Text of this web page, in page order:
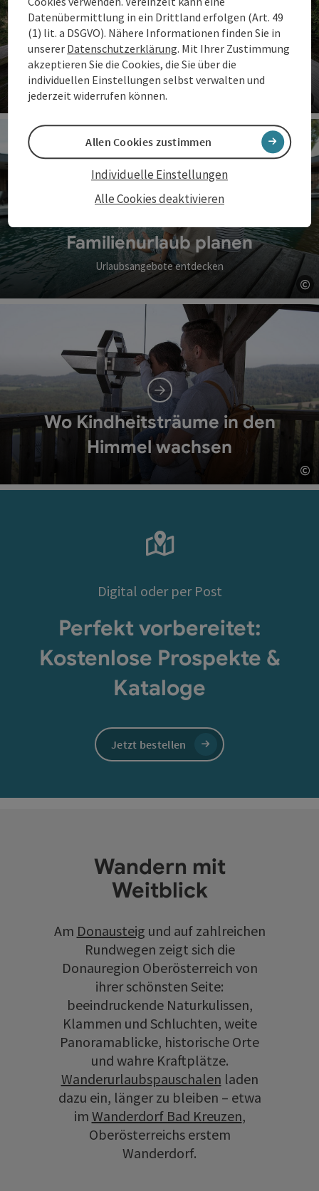
Familienzeit erleben
Erlebnisse für Groß & Klein
Familienurlaub planen
Urlaubsangebote entdecken
©
Wo Kindheitsträume in den
Himmel wachsen
©
Digital oder per Post
Perfekt vorbereitet:
Kostenlose Prospekte &
Kataloge
Jetzt bestellen
Wandern mit
Weitblick
Am Donausteig und auf zahlreichen
Rundwegen zeigt sich die
Donauregion Oberösterreich von
ihrer schönsten Seite:
beeindruckende Naturkulissen,
Klammen und Schluchten, weite
Panoramablicke, historische Orte
und wahre Kraftplätze.
Wanderurlaubspauschalen laden
dazu ein, länger zu bleiben – etwa
im Wanderdorf Bad Kreuzen,
Oberösterreichs erstem
Wanderdorf.
Datenübermittlung in ein Drittland erfolgen (Art. 49
(1) lit. a DSGVO). Nähere Informationen finden Sie in
unserer Datenschutzerklärung. Mit Ihrer Zustimmung
akzeptieren Sie die Cookies, die Sie über die
individuellen Einstellungen selbst verwalten und
jederzeit widerrufen können.
Alle Cookies deaktivieren
Individuelle Einstellungen
Allen Cookies zustimmen